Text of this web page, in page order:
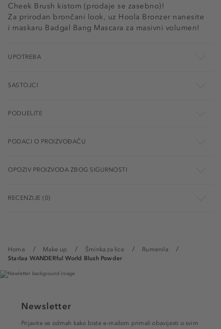
Home Make up Šminka za lice
Rumenila
Starlaa WANDERful World Blush Powder
Cheek Brush kistom (prodaje se zasebno)!
Za prirodan brončani look, uz Hoola Bronzer nanesite
i maskaru Badgal Bang Mascara za masivni volumen!
UPOTREBA
SASTOJCI
PODIJELITE
PODACI O PROIZVOĐAČU
OPOZIV PROIZVODA ZBOG SIGURNOSTI
RECENZIJE (0)
Newsletter
Prijavite se odmah kako biste e-mailom primali obavijesti o svim